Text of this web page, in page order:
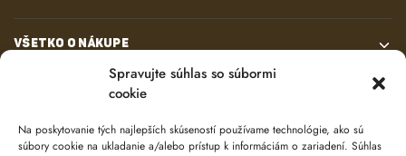
Spravujte súhlas so súbormi
cookie
Na poskytovanie tých najlepších skúseností používame technológie, ako sú
súbory cookie na ukladanie a/alebo prístup k informáciám o zariadení. Súhlas
VŠETKO O NÁKUPE